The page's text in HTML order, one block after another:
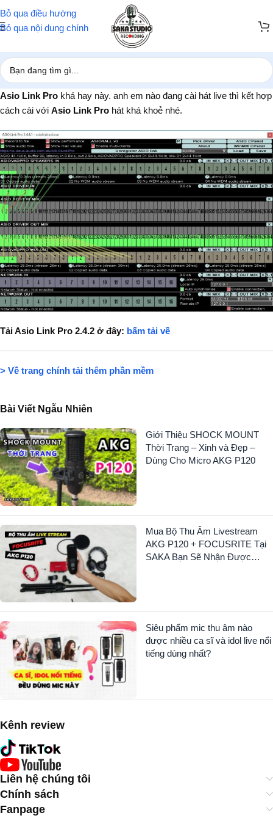
Bỏ qua điều hướng
Bỏ qua nội dung chính
Asio Link Pro khá hay này. anh em nào đang cài hát live thì kết hợp
cách cài với Asio Link Pro hát khá khoẻ nhé.
Tải Asio Link Pro 2.4.2 ở đây: bấm tải về
> Về trang chính tải thêm phần mềm
Bài Viết Ngẫu Nhiên
Giới Thiệu SHOCK MOUNT
Thời Trang – Xinh và Đẹp –
Dùng Cho Micro AKG P120
Mua Bộ Thu Âm Livestream
AKG P120 + FOCUSRITE Tại
SAKA Bạn Sẽ Nhận Được
Siêu phẩm mic thu âm nào
được nhiều ca sĩ và idol live nổi
tiếng dùng nhất?
Kênh review
Liên hệ chúng tôi
Chính sách
Fanpage